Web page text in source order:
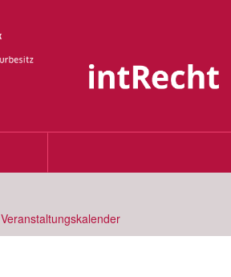
Veranstaltungskalender